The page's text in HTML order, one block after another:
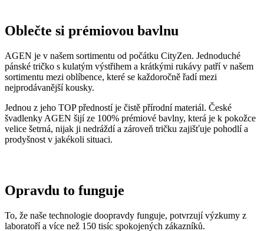
Oblečte si prémiovou bavlnu
AGEN je v našem sortimentu od počátku CityZen. Jednoduché
pánské tričko s kulatým výstřihem a krátkými rukávy patří v našem
sortimentu mezi oblíbence, které se každoročně řadí mezi
nejprodávanější kousky.
Jednou z jeho TOP předností je čistě přírodní materiál. České
švadlenky AGEN šijí ze 100% prémiové bavlny, která je k pokožce
velice šetrná, nijak ji nedráždí a zároveň tričku zajišťuje pohodlí a
prodyšnost v jakékoli situaci.
Opravdu to funguje
To, že naše technologie doopravdy funguje, potvrzují výzkumy z
laboratoří a více než 150 tisíc spokojených zákazníků.